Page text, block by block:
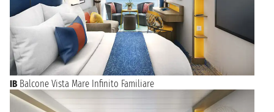
IB Balcone Vista Mare Infinito Familiare